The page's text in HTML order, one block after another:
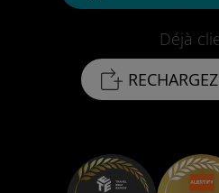
Déjà